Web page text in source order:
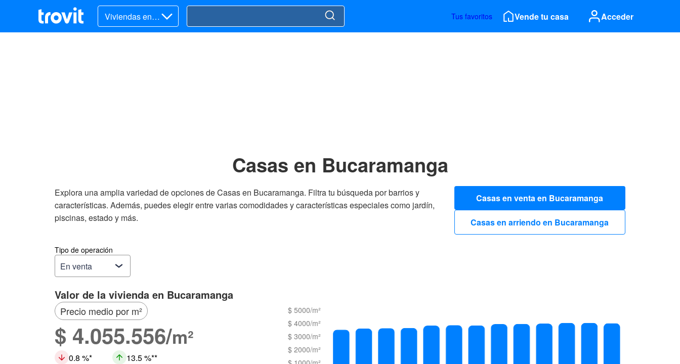
Viviendas en v
enta
Tus favoritos Vende tu casa Acceder
Casas en Bucaramanga
Explora una amplia variedad de opciones de Casas en Bucaramanga. Filtra tu búsqueda por barrios y
características. Además, puedes elegir entre varias comodidades y características especiales como jardín,
piscinas, estado y más.
Casas en venta en Bucaramanga
Casas en arriendo en Bucaramanga
Tipo de operación
Valor de la vivienda en Bucaramanga
Precio medio por m²
$ 4.055.556/m²
0.8 % 13.5 %